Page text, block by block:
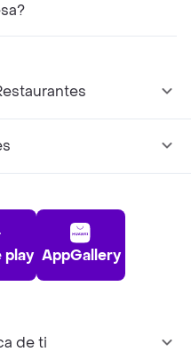
play AppGallery
de ti